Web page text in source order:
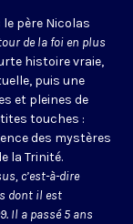
père Nicolas
de la foi en plus
histoire vraie,
puis une
et pleines de
touches :
des mystères
la Trinité.
c’est-à-dire
dont il est
Il a passé 5 ans